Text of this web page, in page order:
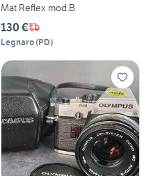
Mat Reflex mod.B
130 €
Legnaro(PD)